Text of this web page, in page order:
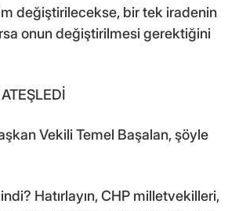
değiştirilecekse, bir tek iradenin
onun değiştirilmesi gerektiğini
Vekili Temel Başalan, şöyle
Hatırlayın, CHP milletvekilleri,